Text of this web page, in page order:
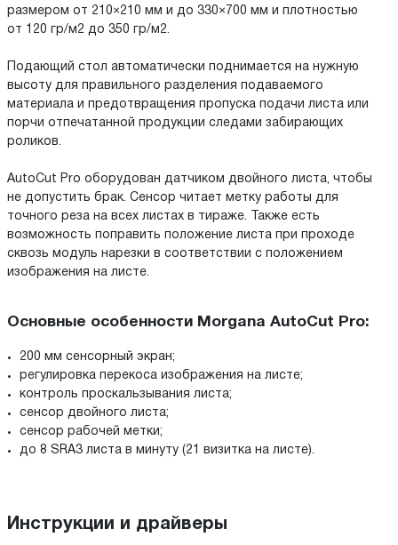
размером от 210×210 мм и до 330×700 мм и плотностью
от 120 гр/м2 до 350 гр/м2.
Подающий стол автоматически поднимается на нужную
высоту для правильного разделения подаваемого
материала и предотвращения пропуска подачи листа или
порчи отпечатанной продукции следами забирающих
роликов.
AutoCut Pro оборудован датчиком двойного листа, чтобы
не допустить брак. Сенсор читает метку работы для
точного реза на всех листах в тираже. Также есть
возможность поправить положение листа при проходе
сквозь модуль нарезки в соответствии с положением
изображения на листе.
Основные особенности Morgana AutoCut Pro:
200 мм сенсорный экран;
регулировка перекоса изображения на листе;
контроль проскальзывания листа;
сенсор двойного листа;
сенсор рабочей метки;
до 8 SRA3 листа в минуту (21 визитка на листе).
Инструкции и драйверы